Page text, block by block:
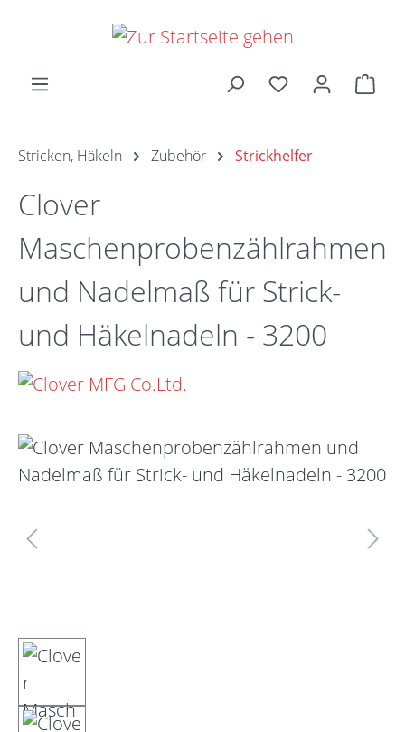
Zum Hauptinhalt springen
Stricken, Häkeln Zubehör Strickhelfer
Clover
Maschenprobenzählrahmen
und Nadelmaß für Strick-
und Häkelnadeln - 3200
Bildergalerie überspringen